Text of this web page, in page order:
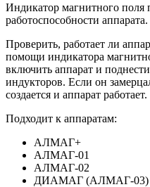
Индикатор магнитного поля
работоспособности аппарата.
Проверить, работает ли
помощи индикатора
включить аппарат и
индукторов. Если он
создается и аппарат работает.
Подходит к аппаратам:
АЛМАГ+
АЛМАГ-01
АЛМАГ-02
ДИАМАГ (АЛМАГ-03)